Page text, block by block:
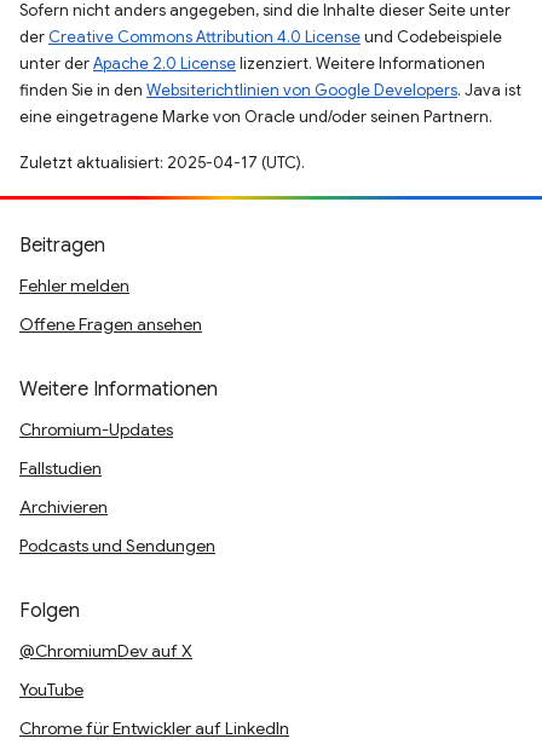
Sofern nicht anders angegeben, sind die Inhalte dieser Seite unter
der Creative Commons Attribution 4.0 Licenseund Codebeispiele
unter derApache 2.0 Licenselizenziert. Weitere Informationen
finden Sie in den Websiterichtlinien von Google Developers. Java ist
eine eingetragene Marke von Oracle und/oder seinen Partnern.
Zuletzt aktualisiert: 2025-04-17 (UTC).
Beitragen
Fehler melden
Offene Fragen ansehen
Weitere Informationen
Chromium-Updates
Fallstudien
Archivieren
Podcasts und Sendungen
Folgen
@ChromiumDev auf X
YouTube
Chrome für Entwickler auf LinkedIn